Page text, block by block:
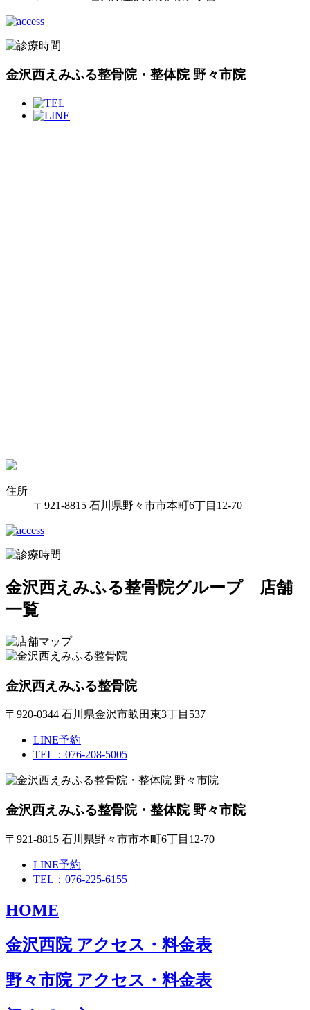
金沢西えみふる整骨院・整体院 野々市院
住所
〒921-8815 石川県野々市市本町6丁目12-70
金沢西えみふる整骨院グループ 店舗
一覧
金沢西えみふる整骨院
〒920-0344 石川県金沢市畝田東3丁目537
LINE予約
TEL：076-208-5005
金沢西えみふる整骨院・整体院 野々市院
〒921-8815 石川県野々市市本町6丁目12-70
LINE予約
TEL：076-225-6155
HOME
金沢西院 アクセス・料金表
野々市院 アクセス・料金表